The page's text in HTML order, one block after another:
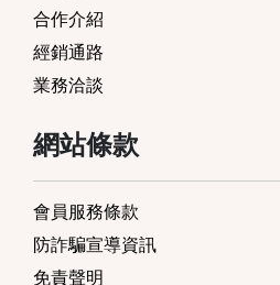
合作介紹
經銷通路
業務洽談
網站條款
會員服務條款
防詐騙宣導資訊
免責聲明